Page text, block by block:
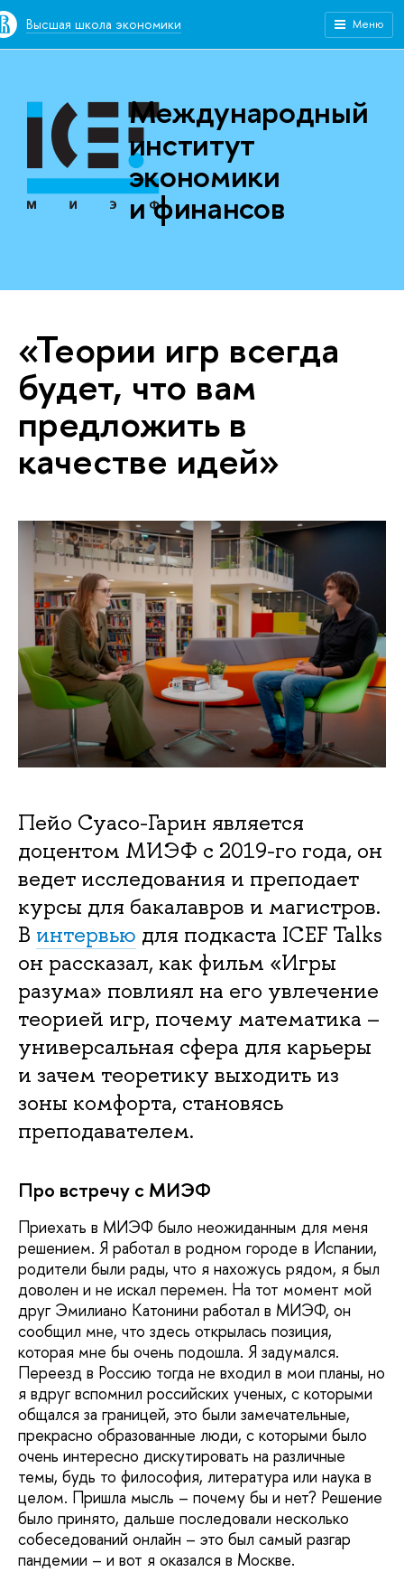
Высшая школа экономики Меню
Международный
институт
экономики
и финансов
«Теории игр всегда
будет, что вам
предложить в
качестве идей»
Пейо Суасо-Гарин является
доцентом МИЭФ с 2019-го года, он
ведет исследования и преподает
курсы для бакалавров и магистров.
В интервью для подкаста ICEF Talks
он рассказал, как фильм «Игры
разума» повлиял на его увлечение
теорией игр, почему математика –
универсальная сфера для карьеры
и зачем теоретику выходить из
зоны комфорта, становясь
преподавателем.
Про встречу с МИЭФ
Приехать в МИЭФ было неожиданным для меня
решением. Я работал в родном городе в Испании,
родители были рады, что я нахожусь рядом, я был
доволен и не искал перемен. На тот момент мой
друг Эмилиано Катонини работал в МИЭФ, он
сообщил мне, что здесь открылась позиция,
которая мне бы очень подошла. Я задумался.
Переезд в Россию тогда не входил в мои планы, но
я вдруг вспомнил российских ученых, с которыми
общался за границей, это были замечательные,
прекрасно образованные люди, с которыми было
очень интересно дискутировать на различные
темы, будь то философия, литература или наука в
целом. Пришла мысль – почему бы и нет? Решение
было принято, дальше последовали несколько
собеседований онлайн – это был самый разгар
пандемии – и вот я оказался в Москве.